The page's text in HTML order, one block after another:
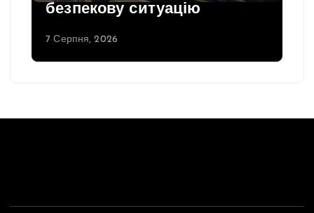
безпекову ситуацію
7 Серпня, 2026